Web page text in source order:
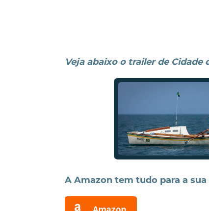
Veja abaixo o trailer de Cidade
A Amazon tem tudo para a